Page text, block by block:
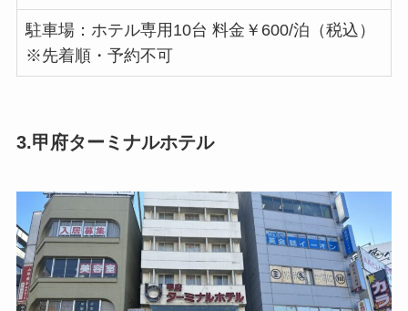
駐車場：ホテル専用10台 料金￥600/泊（税込）
※先着順・予約不可
3.甲府ターミナルホテル